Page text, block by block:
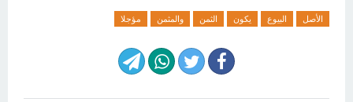
الأصل البيوع يكون الثمن والمثمن مؤجلا